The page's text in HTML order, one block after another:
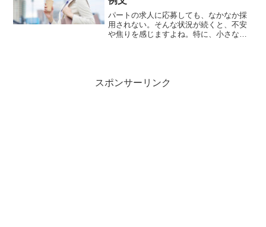
パートの求人に応募しても、なかなか採
用されない。そんな状況が続くと、不安
や焦りを感じますよね。特に、小さな子
スポンサーリンク